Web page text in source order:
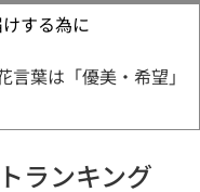
する為に
葉は「優美・希望」
ト
ランキング